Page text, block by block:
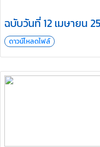
ฉบับวันที่ 12 เมษายน
ดาวน์โหลดไฟล์